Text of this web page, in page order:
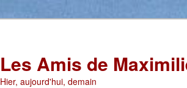
Les Amis de
Hier, aujourd'hui, demain